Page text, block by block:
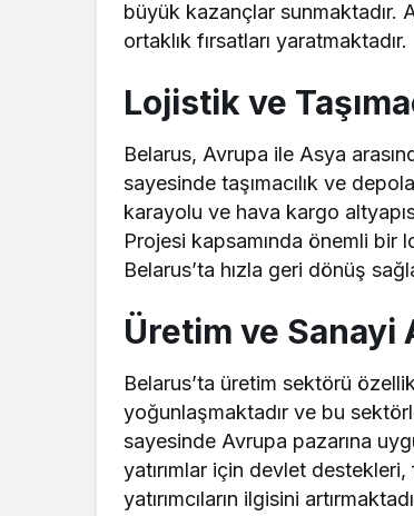
büyük kazançlar sunmaktadır.
ortaklık fırsatları yaratmaktadır.
Lojistik ve
Belarus, Avrupa ile Asya
sayesinde taşımacılık ve
karayolu ve hava kargo
Projesi kapsamında önemli bir
Belarus’ta hızla geri dönüş
Üretim ve Sanayi
Belarus’ta üretim sektörü
yoğunlaşmaktadır ve bu
sayesinde Avrupa pazarına
yatırımlar için devlet
yatırımcıların ilgisini